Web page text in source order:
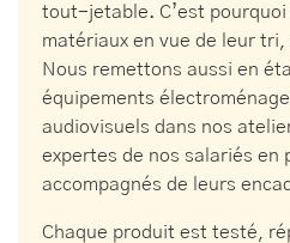
tout-jetable. C’est pourquoi
matériaux en vue de leur
Nous remettons aussi en
équipements
audiovisuels dans nos
expertes de nos salariés en
accompagnés de leurs
Chaque produit est testé,